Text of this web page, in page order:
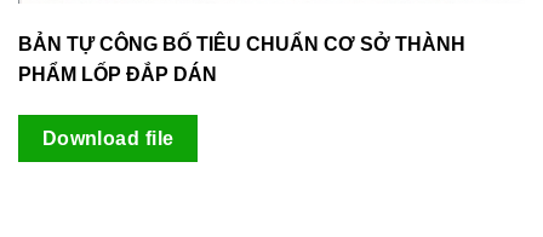
BẢN TỰ CÔNG BỐ TIÊU CHUẨN CƠ SỞ THÀNH
PHẨM LỐP ĐẮP DÁN
Download file